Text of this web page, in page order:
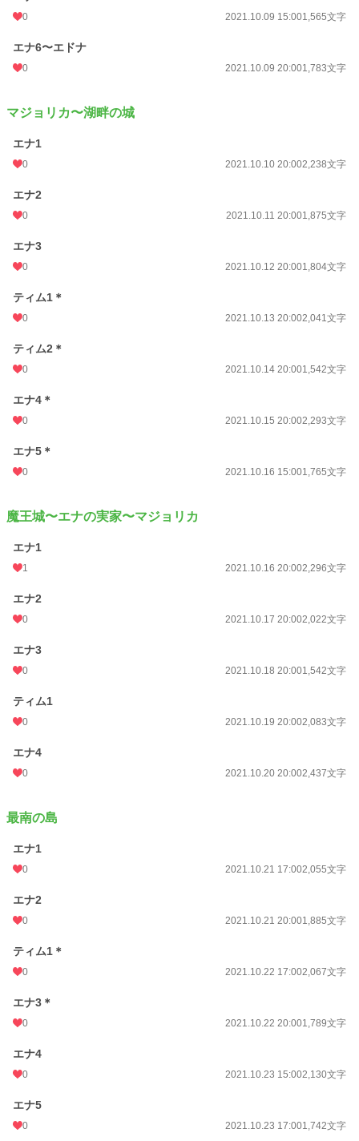
0 2021.10.09 15:001,565文字
エナ6〜エドナ
0 2021.10.09 20:001,783文字
マジョリカ〜湖畔の城
エナ1
0 2021.10.10 20:002,238文字
エナ2
0 2021.10.11 20:001,875文字
エナ3
0 2021.10.12 20:001,804文字
ティム1＊
0 2021.10.13 20:002,041文字
ティム2＊
0 2021.10.14 20:001,542文字
エナ4＊
0 2021.10.15 20:002,293文字
エナ5＊
0 2021.10.16 15:001,765文字
魔王城〜エナの実家〜マジョリカ
エナ1
1 2021.10.16 20:002,296文字
エナ2
0 2021.10.17 20:002,022文字
エナ3
0 2021.10.18 20:001,542文字
ティム1
0 2021.10.19 20:002,083文字
エナ4
0 2021.10.20 20:002,437文字
最南の島
エナ1
0 2021.10.21 17:002,055文字
エナ2
0 2021.10.21 20:001,885文字
ティム1＊
0 2021.10.22 17:002,067文字
エナ3＊
0 2021.10.22 20:001,789文字
エナ4
0 2021.10.23 15:002,130文字
エナ5
0 2021.10.23 17:001,742文字